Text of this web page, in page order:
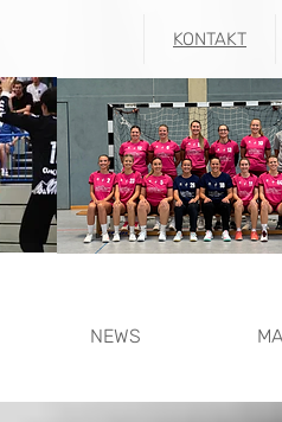
KONTAKT
NEWS